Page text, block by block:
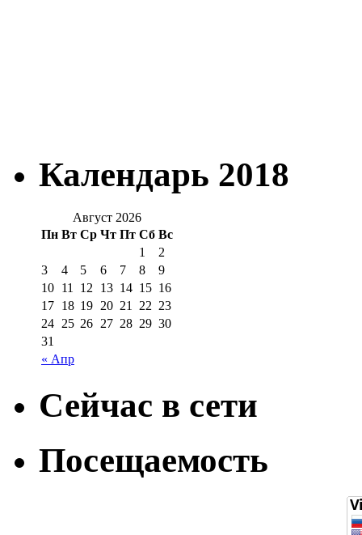
Календарь 2018
Август 2026
Пн Вт Ср Чт Пт Сб Вс
« Апр
1
2
3
4 5 6 7 8
9
10 11 12 13 14 15 16
17 18 19 20 21 22 23
24 25 26 27 28 29 30
31
Сейчас в сети
Посещаемость